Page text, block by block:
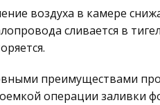
воздуха в камере
сливается в
преимуществами
операции заливки